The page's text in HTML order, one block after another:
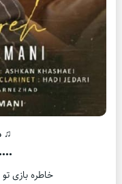
♫
خاطره بازی